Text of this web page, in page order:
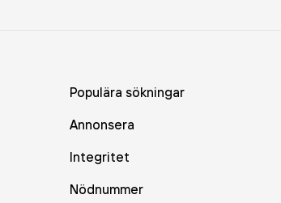
Populära sökningar
Annonsera
Integritet
Nödnummer